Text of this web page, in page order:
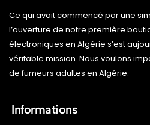
Ce qui avait commencé par une
l’ouverture de notre première
électroniques en Algérie s’est
véritable mission. Nous voulons
de fumeurs adultes en Algérie.
Informations